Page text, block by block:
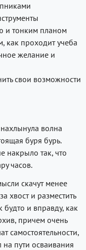
и тонким планом
как проходит учеба
желание и
свои возможности
волна
буря бурь.
накрыло так, что
часов.
скачут менее
хвост и разместить
будто и вправду, как
причем очень
самостоятельности,
пути осваивания